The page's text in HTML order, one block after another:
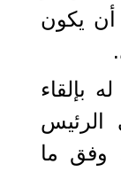
يكون
بإلقاء
الرئيس
وفق ما